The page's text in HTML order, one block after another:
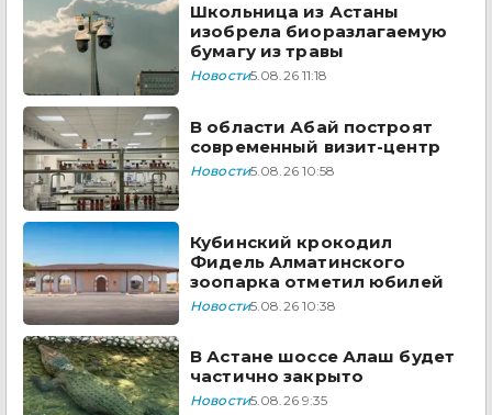
Школьница из Астаны
изобрела биоразлагаемую
бумагу из травы
Новости5.08.26 11:18
В области Абай построят
современный визит-центр
Новости5.08.26 10:58
Кубинский крокодил
Фидель Алматинского
зоопарка отметил юбилей
Новости5.08.26 10:38
В Астане шоссе Алаш будет
частично закрыто
Новости5.08.26 9:35